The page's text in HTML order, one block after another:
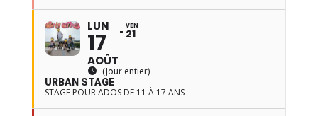
LUN
17
AOÛT
VEN
21
(Jour entier)
URBAN STAGE
STAGE POUR ADOS DE 11 À 17 ANS